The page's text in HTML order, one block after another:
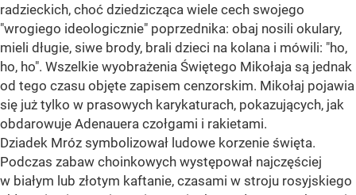
radzieckich, choć dziedzicząca wiele cech swojego
"wrogiego ideologicznie" poprzednika: obaj nosili okulary,
mieli długie, siwe brody, brali dzieci na kolana i mówili: "ho,
ho, ho". Wszelkie wyobrażenia Świętego Mikołaja są jednak
od tego czasu objęte zapisem cenzorskim. Mikołaj pojawia
się już tylko w prasowych karykaturach, pokazujących, jak
obdarowuje Adenauera czołgami i rakietami.
Dziadek Mróz symbolizował ludowe korzenie święta.
Podczas zabaw choinkowych występował najczęściej
w białym lub złotym kaftanie, czasami w stroju rosyjskiego